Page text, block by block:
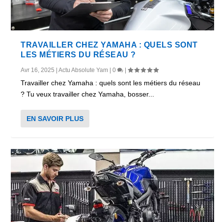
TRAVAILLER CHEZ YAMAHA : QUELS SONT
LES MÉTIERS DU RÉSEAU ?
Avr 16, 2025 |Actu Absolute Yam |0 |
Travailler chez Yamaha : quels sont les métiers du réseau
? Tu veux travailler chez Yamaha, bosser...
EN SAVOIR PLUS